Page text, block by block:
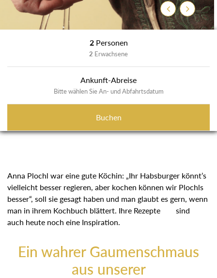
ZurückWeiter
2 Personen
2 Erwachsene
Ankunft-Abreise
Bitte wählen Sie An- und Abfahrtsdatum
Buchen
Anna Plochl war eine gute Köchin: „Ihr Habsburger könnt’s
vielleicht besser regieren, aber kochen können wir Plochls
besser“, soll sie gesagt haben und man glaubt es gern, wenn
man in ihrem Kochbuch blättert. Ihre Rezepte sind
auch heute noch eine Inspiration.
Ein wahrer Gaumenschmaus
aus unserer